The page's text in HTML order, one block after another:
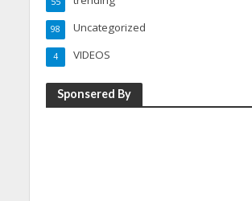
Uncategorized
98
VIDEOS
4
Sponsered By